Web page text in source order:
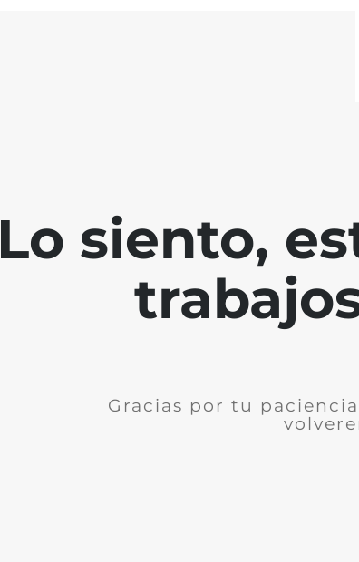
Lo siento,
Gracias por tu